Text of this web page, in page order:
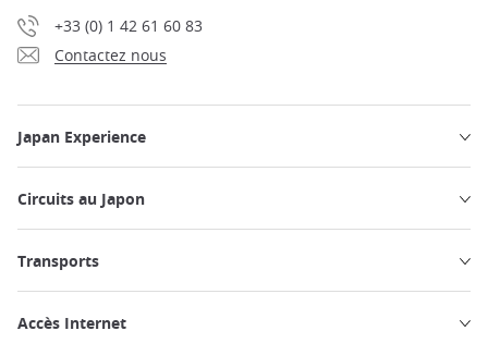
+33 (0) 1 42 61 60 83
Contactez nous
Japan Experience
Circuits au Japon
Transports
Accès Internet